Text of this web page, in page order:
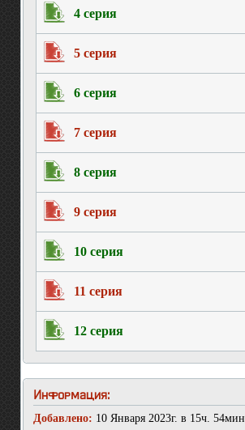
4 серия
5 серия
6 серия
7 серия
8 серия
9 серия
10 серия
11 серия
12 серия
Информация:
Добавлено: 10 Января 2023г. в 15ч. 54мин.